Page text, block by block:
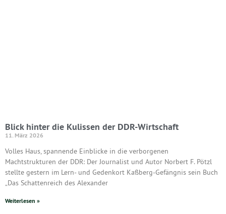
Blick hinter die Kulissen der DDR-Wirtschaft
11. März 2026
Volles Haus, spannende Einblicke in die verborgenen
Machtstrukturen der DDR: Der Journalist und Autor Norbert F. Pötzl
stellte gestern im Lern- und Gedenkort Kaßberg-Gefängnis sein Buch
„Das Schattenreich des Alexander
Weiterlesen »